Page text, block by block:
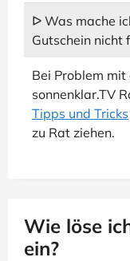
ᐅ Was mache
Gutschein nicht
Bei Problem mit
sonnenklar.TV
Tipps und Tricks
zu Rat ziehen.
Wie löse
ein?